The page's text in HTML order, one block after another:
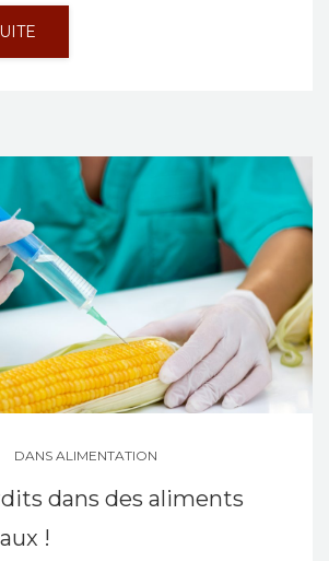
DANS ALIMENTATION
dans des aliments
!